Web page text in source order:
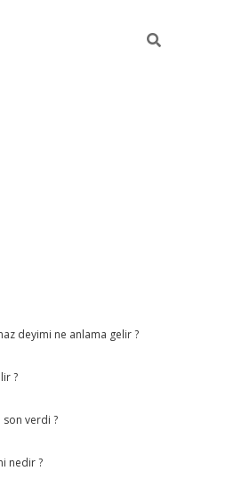
deyimi ne anlama gelir ?
?
son verdi ?
nedir ?